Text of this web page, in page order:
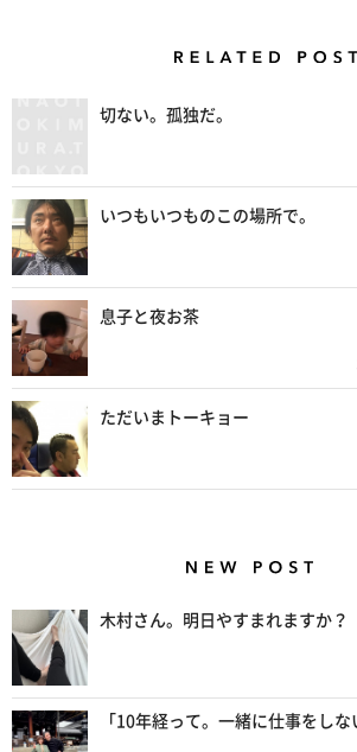
切ない。孤独だ。
いつもいつものこの場所で。
息子と夜お茶
ただいまトーキョー
木村さん。明日やすまれますか？
「10年経って。一緒に仕事をしな